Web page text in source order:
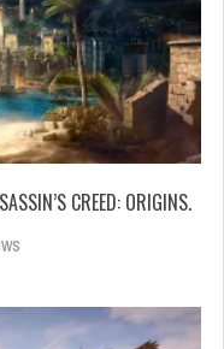
CREED: ORIGINS.